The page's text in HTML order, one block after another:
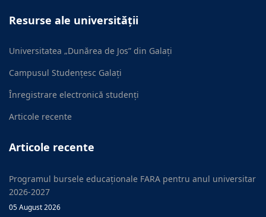
Resurse ale universității
Universitatea „Dunărea de Jos” din Galați
Campusul Studențesc Galați
Înregistrare electronică studenți
Articole recente
Articole recente
Programul bursele educaționale FARA pentru anul universitar
2026-2027
05 August 2026